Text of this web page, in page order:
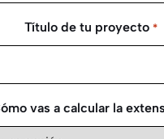
Título de tu proyecto *
vas a calcular la